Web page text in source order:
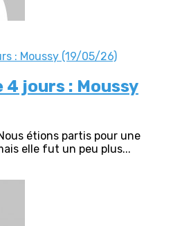
4 jours : Moussy
étions partis pour une
elle fut un peu plus...